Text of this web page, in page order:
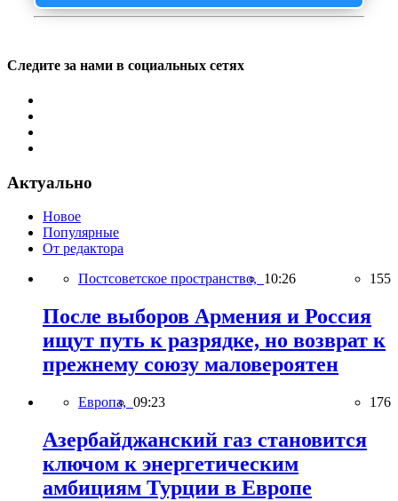
Следите за нами в социальных сетях
Актуально
Новое
Популярные
От редактора
Постсоветское пространство, 10:26 155
После выборов Армения и Россия
ищут путь к разрядке, но возврат к
прежнему союзу маловероятен
Европа, 09:23 176
Азербайджанский газ становится
ключом к энергетическим
амбициям Турции в Европе